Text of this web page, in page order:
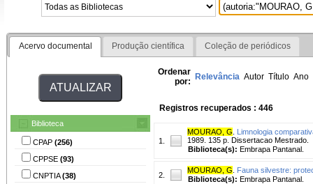
Acervo documental Produção científica Coleção de periódicos
Biblioteca
CPAP (256)
CPPSE (93)
CNPTIA(38)
Ordenar
por: Relevância Autor Título Ano
Registros recuperados : 446
1.
MOURAO, G
Limnologia
1989. 135 p. Dissertacao Mestrado.
Biblioteca(s): Embrapa Pantanal.
2.
MOURAO, G
Fauna silvestre:
Biblioteca(s): Embrapa Pantanal.